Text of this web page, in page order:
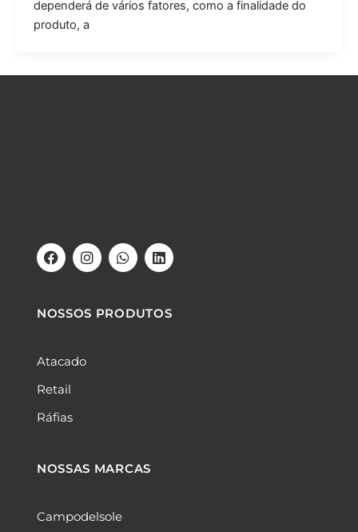
dependerá de vários fatores, como a finalidade do
produto, a
F
a
b
o
I
n
a
g
m
W
h
s
a
L
i
e
d
NOSSOS PRODUTOS
Atacado
Retail
Ráfias
NOSSAS MARCAS
Campodelsole